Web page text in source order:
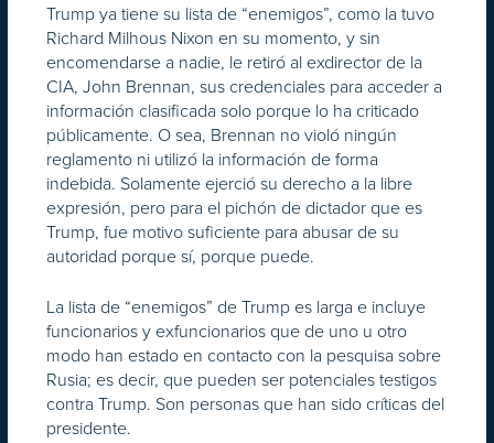
Trump ya tiene su lista de “enemigos”, como la tuvo
Richard Milhous Nixon en su momento, y sin
encomendarse a nadie, le retiró al exdirector de la
CIA, John Brennan, sus credenciales para acceder a
información clasificada solo porque lo ha criticado
públicamente. O sea, Brennan no violó ningún
reglamento ni utilizó la información de forma
indebida. Solamente ejerció su derecho a la libre
expresión, pero para el pichón de dictador que es
Trump, fue motivo suficiente para abusar de su
autoridad porque sí, porque puede.
La lista de “enemigos” de Trump es larga e incluye
funcionarios y exfuncionarios que de uno u otro
modo han estado en contacto con la pesquisa sobre
Rusia; es decir, que pueden ser potenciales testigos
contra Trump. Son personas que han sido críticas del
presidente.